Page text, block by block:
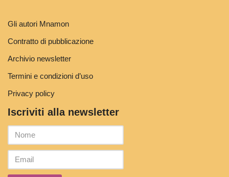
Gli autori Mnamon
Contratto di pubblicazione
Archivio newsletter
Termini e condizioni d’uso
Privacy policy
Iscriviti alla newsletter